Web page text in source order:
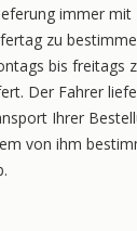
immer mit
zu
bis freitags
Der Fahrer
Ihrer
von ihm